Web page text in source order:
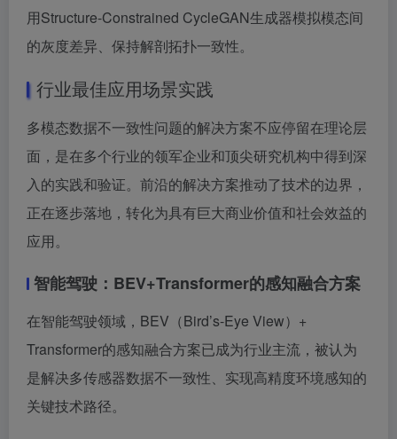
用Structure-Constrained CycleGAN生成器模拟模态间
的灰度差异、保持解剖拓扑一致性。
行业最佳应用场景实践
多模态数据不一致性问题的解决方案不应停留在理论层
面，是在多个行业的领军企业和顶尖研究机构中得到深
入的实践和验证。前沿的解决方案推动了技术的边界，
正在逐步落地，转化为具有巨大商业价值和社会效益的
应用。
智能驾驶：BEV+Transformer的感知融合方案
在智能驾驶领域，BEV（Bird’s-Eye View）+
Transformer的感知融合方案已成为行业主流，被认为
是解决多传感器数据不一致性、实现高精度环境感知的
关键技术路径。